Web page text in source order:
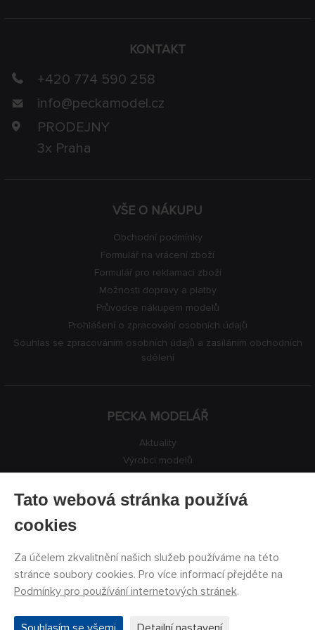
VŠE O NÁKUPU
Obchodní podmínky
Formulář na vrácení zboží
Formulář pro reklamaci zboží
Možnosti dopravy a platby
Průvodce nákupem modelů
Prohlášení o zpracování osobních údajů
Souhlas se zpracováním osobních údajů a zasíláním obchodních
sdělení
PECKA MODELÁŘ
Aktuality
Výrobci modelů
Kontakty
KONTAKT
+420 774 590 258
info@peckamodel.cz
PRODEJNY
3x Praha
©PECKA MODELÁŘ s.r.o.
Tato webová stránka používá
cookies
Za účelem zkvalitnění našich služeb používáme na této
stránce soubory cookies. Pro více informací přejděte na
Podmínky pro používání internetových stránek.